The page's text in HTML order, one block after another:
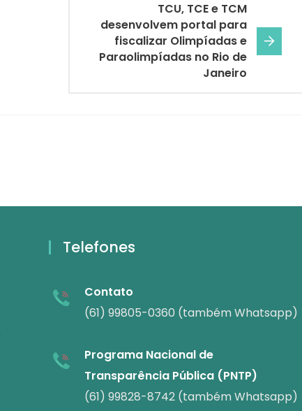
TCU, TCE e TCM
desenvolvem portal para
fiscalizar Olimpíadas e
Paraolimpíadas no Rio de
Janeiro
Telefones
Contato
(61) 99805-0360 (também Whatsapp)
Programa Nacional de
Transparência Pública (PNTP)
(61) 99828-8742 (também Whatsapp)